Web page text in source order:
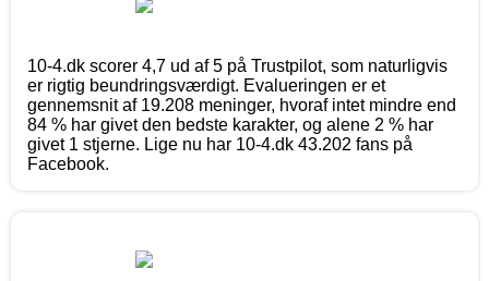
10-4.dk scorer 4,7 ud af 5 på Trustpilot, som naturligvis
er rigtig beundringsværdigt. Evalueringen er et
gennemsnit af 19.208 meninger, hvoraf intet mindre end
84 % har givet den bedste karakter, og alene 2 % har
givet 1 stjerne. Lige nu har 10-4.dk 43.202 fans på
Facebook.